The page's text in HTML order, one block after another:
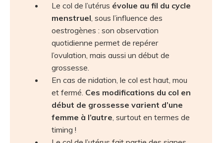
Le col de l’utérus évolue au fil du cycle
menstruel, sous l’influence des
oestrogènes : son observation
quotidienne permet de repérer
l’ovulation, mais aussi un début de
grossesse.
En cas de nidation, le col est haut, mou
et fermé. Ces modifications du col en
début de grossesse varient d’une
femme à l’autre, surtout en termes de
timing !